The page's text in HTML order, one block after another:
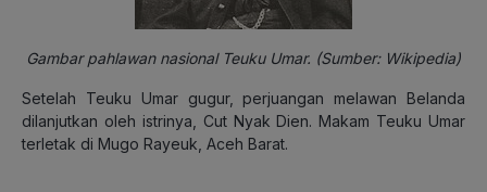
Gambar pahlawan nasional Teuku Umar. (Sumber: Wikipedia)
Setelah Teuku Umar gugur, perjuangan melawan Belanda
dilanjutkan oleh istrinya, Cut Nyak Dien. Makam Teuku Umar
terletak di Mugo Rayeuk, Aceh Barat.